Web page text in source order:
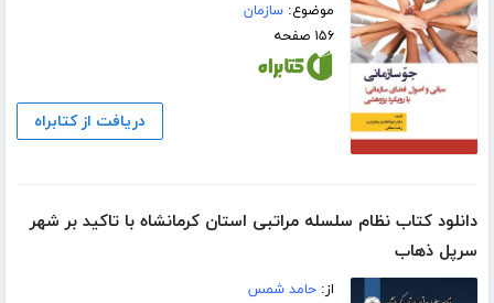
موضوع:سازمان
۱۵۶ صفحه
دریافت از کتابراه
دانلود کتاب نظام سلسله مراتبی استان کرمانشاه با تاکید بر شهر
سرپل ذهاب
از:حامد شمس